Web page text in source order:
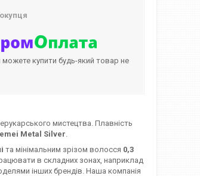
можете купити будь-який товар не
мистецтва. Плавність
Metal Silver.
та мінімальним зрізом волосся 0,3
в складних зонах, наприклад
інших брендів. Наша компанія